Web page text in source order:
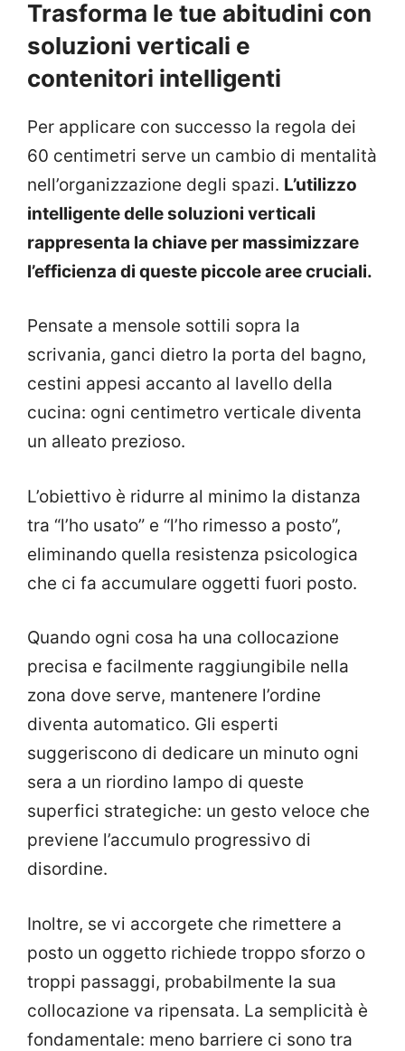
Trasforma le tue abitudini con
soluzioni verticali e
contenitori intelligenti
Per applicare con successo la regola dei
60 centimetri serve un cambio di mentalità
nell’organizzazione degli spazi. L’utilizzo
intelligente delle soluzioni verticali
rappresenta la chiave per massimizzare
l’efficienza di queste piccole aree cruciali.
Pensate a mensole sottili sopra la
scrivania, ganci dietro la porta del bagno,
cestini appesi accanto al lavello della
cucina: ogni centimetro verticale diventa
un alleato prezioso.
L’obiettivo è ridurre al minimo la distanza
tra “l’ho usato” e “l’ho rimesso a posto”,
eliminando quella resistenza psicologica
che ci fa accumulare oggetti fuori posto.
Quando ogni cosa ha una collocazione
precisa e facilmente raggiungibile nella
zona dove serve, mantenere l’ordine
diventa automatico. Gli esperti
suggeriscono di dedicare un minuto ogni
sera a un riordino lampo di queste
superfici strategiche: un gesto veloce che
previene l’accumulo progressivo di
disordine.
Inoltre, se vi accorgete che rimettere a
posto un oggetto richiede troppo sforzo o
troppi passaggi, probabilmente la sua
collocazione va ripensata. La semplicità è
fondamentale: meno barriere ci sono tra